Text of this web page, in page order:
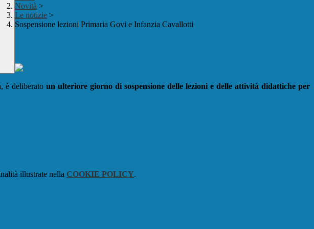
Novità >
Le notizie >
Sospensione lezioni Primaria Govi e Infanzia Cavallotti
è deliberato un ulteriore giorno di sospensione delle lezioni e delle attività didattiche per
illustrate nella COOKIE POLICY.